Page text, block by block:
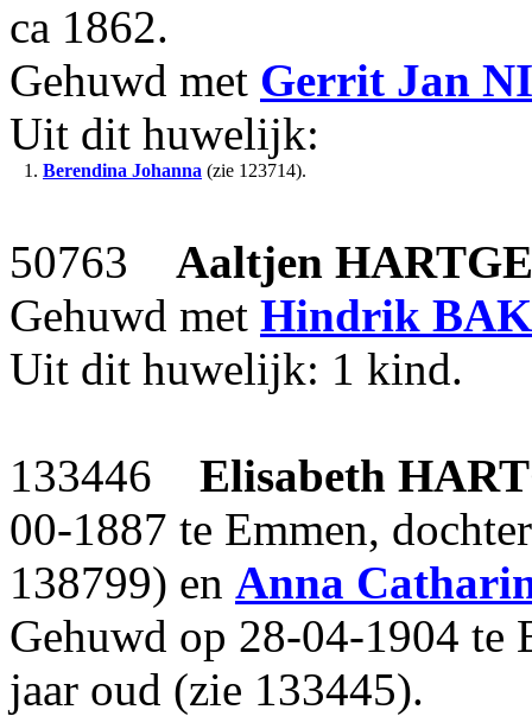
ca 1862.
Gehuwd met Gerrit Jan
Uit dit huwelijk:
1. Berendina Johanna (zie 123714).
50763 Aaltjen
Gehuwd met Hindrik
Uit dit huwelijk: 1 kind.
133446 Elisabeth
00-1887 te Emmen,
138799) en Anna
Gehuwd op 28-04-1904 te
jaar oud (zie 133445).